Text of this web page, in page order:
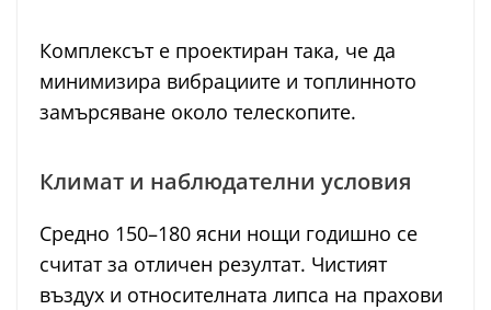
Комплексът е проектиран така, че да
минимизира вибрациите и топлинното
замърсяване около телескопите.
Климат и наблюдателни условия
Средно 150–180 ясни нощи годишно се
считат за отличен резултат. Чистият
въздух и относителната липса на прахови